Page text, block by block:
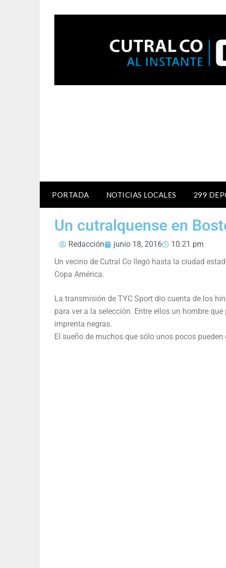
PORTADA NOTICIAS LOCALES 299
Un cutralquense en
Redacción junio 18, 2016
10:21 pm
Un vecino de Cutral Co llegó hasta la ciudad
Copa América.
La transmisión de TYC Sport dio cuenta de los
para ver a la selección. Entre ellos un hombre
imprenta negras.
El sueño de muchos que sólo unos pocos pueden